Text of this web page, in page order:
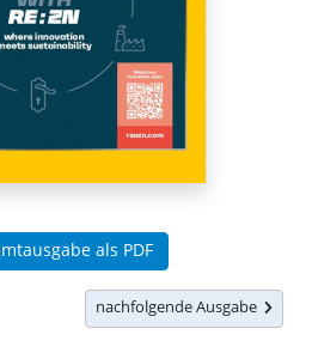
als PDF
nachfolgende Ausgabe